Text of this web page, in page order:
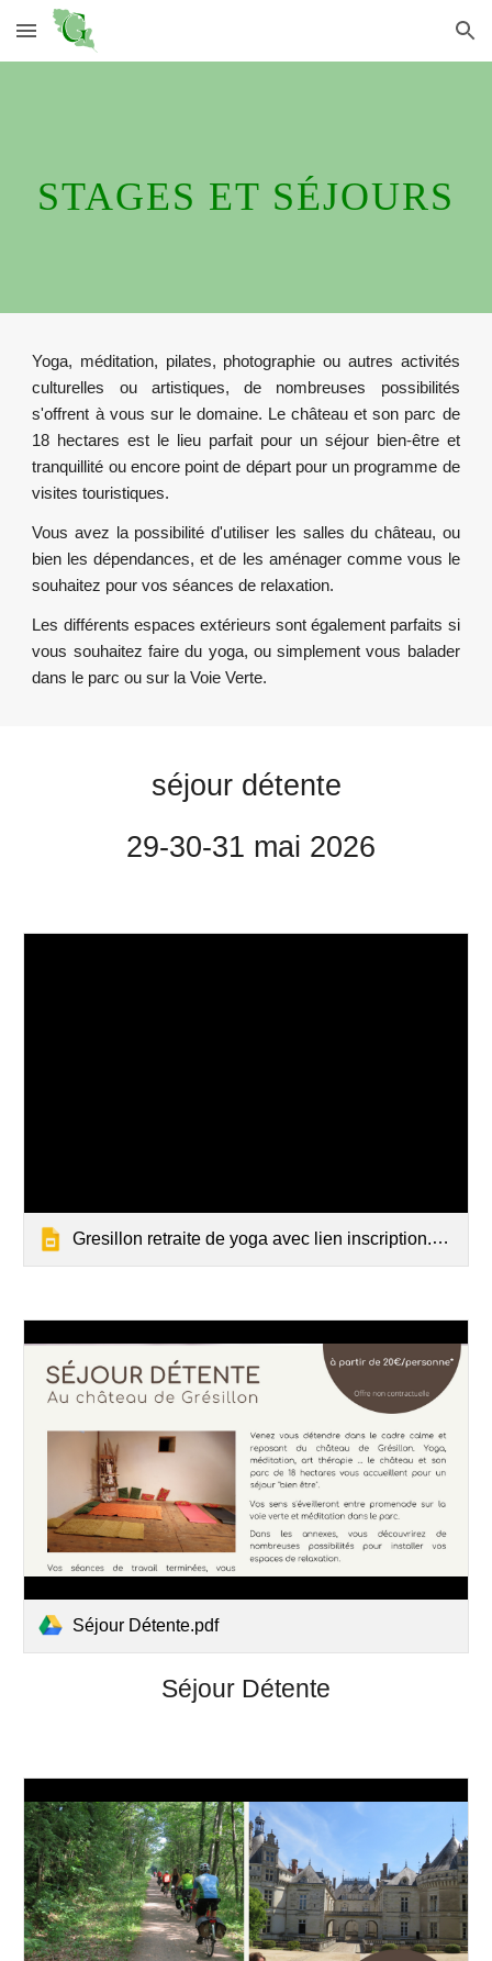
Skip to main content Skip to navigation
STAGES ET SÉJOURS
Yoga, méditation, pilates, photographie ou autres activités
culturelles ou artistiques, de nombreuses possibilités
s'offrent à vous sur le domaine. Le château et son parc de
18 hectares est le lieu parfait pour un séjour bien-être et
tranquillité ou encore point de départ pour un programme de
visites touristiques.
Vous avez la possibilité d'utiliser les salles du château, ou
bien les dépendances, et de les aménager comme vous le
souhaitez pour vos séances de relaxation.
Les différents espaces extérieurs sont également parfaits si
vous souhaitez faire du yoga, ou simplement vous balader
dans le parc ou sur la Voie Verte.
séjour détente
29-30-31 mai 2026
Gresillon retraite de yoga avec lien inscription.pptx
Séjour Détente.pdf
Séjour Détente